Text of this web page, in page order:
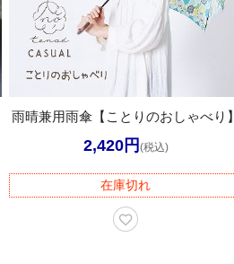
雨晴兼用雨傘【ことりのおしゃべり】
2,420円 (税込)
在庫切れ